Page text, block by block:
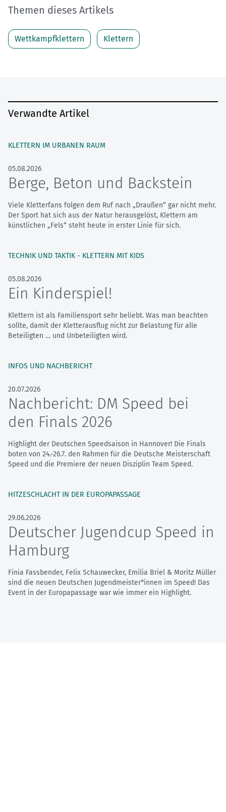
Themen dieses Artikels
Wettkampfklettern Klettern
Verwandte Artikel
KLETTERN IM URBANEN RAUM
05.08.2026
Berge, Beton und Backstein
Viele Kletterfans folgen dem Ruf nach „Draußen“ gar nicht mehr.
Der Sport hat sich aus der Natur herausgelöst, Klettern am
künstlichen „Fels“ steht heute in erster Linie für sich.
TECHNIK UND TAKTIK - KLETTERN MIT KIDS
05.08.2026
Ein Kinderspiel!
Klettern ist als Familiensport sehr beliebt. Was man beachten
sollte, damit der Kletterausflug nicht zur Belastung für alle
Beteiligten … und Unbeteiligten wird.
INFOS UND NACHBERICHT
20.07.2026
Nachbericht: DM Speed bei
den Finals 2026
Highlight der Deutschen Speedsaison in Hannover! Die Finals
boten von 24.-26.7. den Rahmen für die Deutsche Meisterschaft
Speed und die Premiere der neuen Disziplin Team Speed.
HITZESCHLACHT IN DER EUROPAPASSAGE
29.06.2026
Deutscher Jugendcup Speed in
Hamburg
Finia Fassbender, Felix Schauwecker, Emilia Briel & Moritz Müller
sind die neuen Deutschen Jugendmeister*innen im Speed! Das
Event in der Europapassage war wie immer ein Highlight.